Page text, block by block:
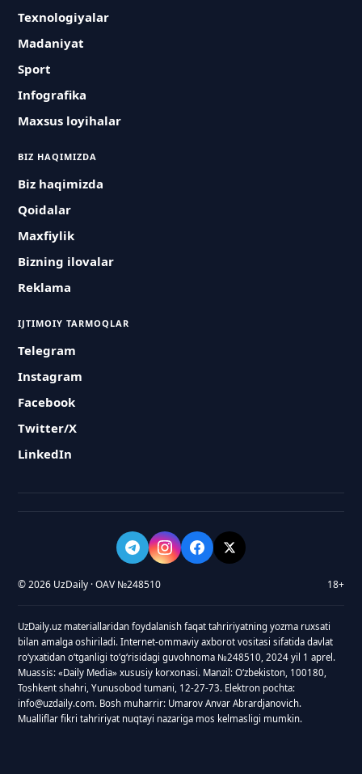
Texnologiyalar
Madaniyat
Sport
Infografika
Maxsus loyihalar
BIZ HAQIMIZDA
Biz haqimizda
Qoidalar
Maxfiylik
Bizning ilovalar
Reklama
IJTIMOIY TARMOQLAR
Telegram
Instagram
Facebook
Twitter/X
LinkedIn
© 2026 UzDaily · OAV №248510 18+
UzDaily.uz materiallaridan foydalanish faqat tahririyatning yozma ruxsati
bilan amalga oshiriladi. Internet-ommaviy axborot vositasi sifatida davlat
roʻyxatidan oʻtganligi toʻgʻrisidagi guvohnoma №248510, 2024 yil 1 aprel.
Muassis: «Daily Media» xususiy korxonasi. Manzil: Oʻzbekiston, 100180,
Toshkent shahri, Yunusobod tumani, 12-27-73. Elektron pochta:
info@uzdaily.com. Bosh muharrir: Umarov Anvar Abrardjanovich.
Mualliflar fikri tahririyat nuqtayi nazariga mos kelmasligi mumkin.